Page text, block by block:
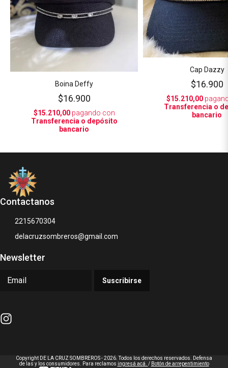
Boina Deffy
$16.900
$15.210,00pagando con
Transferencia o depósito
bancario
Cap Dazzy
$16.900
$15.210,00
Transferencia o
bancario
Contactanos
2215670304
delacruzsombreros@gmail.com
Newsletter
Suscribirse
Copyright DE LA CRUZ SOMBREROS - 2026. Todos los derechos reservados. Defensa
de las y los consumidores. Para reclamos ingresá acá. / Botón de arrepentimiento